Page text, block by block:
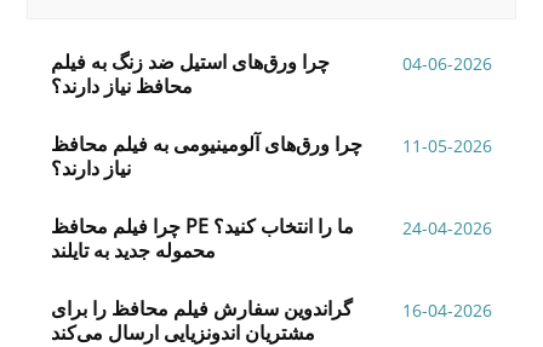
چرا ورق‌های استیل ضد زنگ به فیلم
محافظ نیاز دارند؟
04-06-2026
چرا ورق‌های آلومینیومی به فیلم محافظ
نیاز دارند؟
11-05-2026
چرا فیلم محافظ PE ما را انتخاب کنید؟
محموله جدید به تایلند
24-04-2026
گراندوین سفارش فیلم محافظ را برای
مشتریان اندونزیایی ارسال می‌کند
16-04-2026